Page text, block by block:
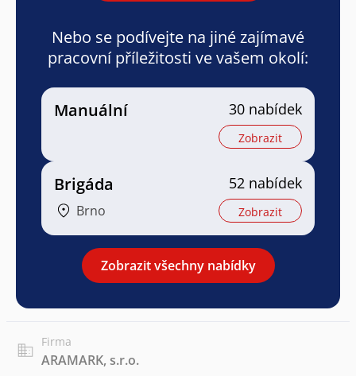
Nebo se podívejte na jiné zajímavé
pracovní příležitosti ve vašem okolí:
Manuální 30 nabídek
Zobrazit
Brigáda
Brno
52 nabídek
Zobrazit
Zobrazit všechny nabídky
Firma
ARAMARK, s.r.o.